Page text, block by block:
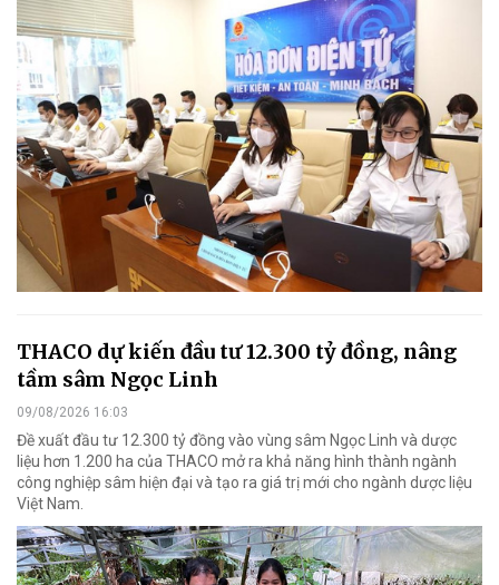
THACO dự kiến đầu tư 12.300 tỷ đồng, nâng
tầm sâm Ngọc Linh
09/08/2026 16:03
Đề xuất đầu tư 12.300 tỷ đồng vào vùng sâm Ngọc Linh và dược
liệu hơn 1.200 ha của THACO mở ra khả năng hình thành ngành
công nghiệp sâm hiện đại và tạo ra giá trị mới cho ngành dược liệu
Việt Nam.